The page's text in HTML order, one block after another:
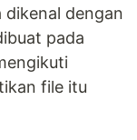
dikenal dengan
pada
file itu